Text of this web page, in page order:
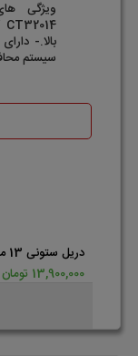
سیستم
دریل ستونی 13 میلیمتر مدل CT32014 کرون
13,900,000 تومان